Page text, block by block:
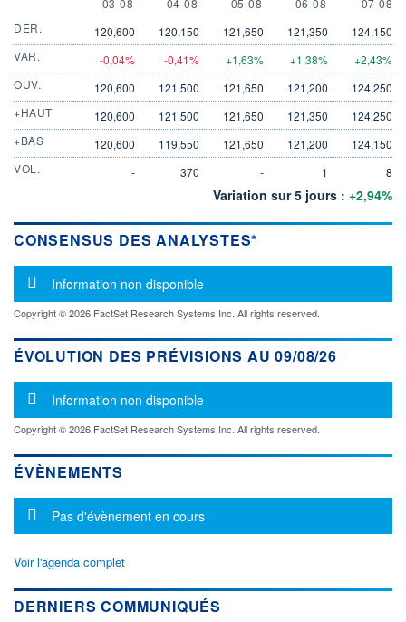
03-08 04-08 05-08 06-08
07-08
DER.
120,600 120,150 121,650 121,350
124,150
VAR.
-0,04% -0,41% +1,63% +1,38%
+2,43%
OUV.
120,600 121,500 121,650 121,200
124,250
+HAUT
120,600 121,500 121,650 121,350
124,250
+BAS
120,600 119,550 121,650 121,200
124,150
VOL.
- 370 - 1 8
Variation sur 5 jours : +2,94%
CONSENSUS DES ANALYSTES*
Message d'information
Information non disponible
Copyright © 2026 FactSet Research Systems Inc. All rights reserved.
ÉVOLUTION DES PRÉVISIONS AU 09/08/26
Message d'information
Information non disponible
Copyright © 2026 FactSet Research Systems Inc. All rights reserved.
ÉVÈNEMENTS
Message d'information
Pas d'évènement en cours
Voir l'agenda complet
DERNIERS COMMUNIQUÉS